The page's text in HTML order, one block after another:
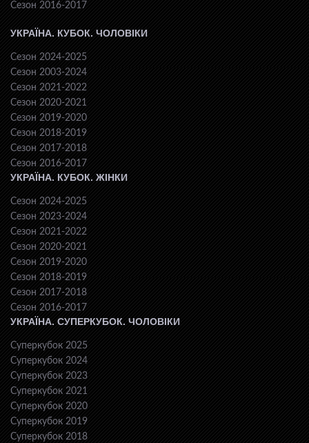
Сезон 2016-2017
УКРАЇНА. КУБОК. ЧОЛОВІКИ
Сезон 2024-2025
Сезон 2003-2024
Сезон 2021-2022
Сезон 2020-2021
Сезон 2019-2020
Сезон 2018-2019
Сезон 2017-2018
Сезон 2016-2017
УКРАЇНА. КУБОК. ЖІНКИ
Сезон 2024-2025
Сезон 2023-2024
Сезон 2021-2022
Сезон 2020-2021
Сезон 2019-2020
Сезон 2018-2019
Сезон 2017-2018
Сезон 2016-2017
УКРАЇНА. СУПЕРКУБОК. ЧОЛОВІКИ
Суперкубок 2025
Суперкубок 2024
Суперкубок 2023
Суперкубок 2021
Суперкубок 2020
Суперкубок 2019
Суперкубок 2018